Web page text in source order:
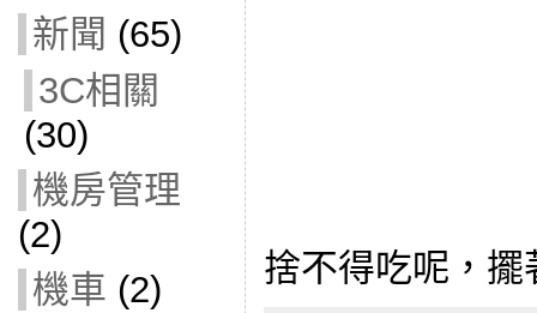
新聞 (65)
3C相關
(30)
機房管理
(2)
機車 (2)
捨不得吃呢，